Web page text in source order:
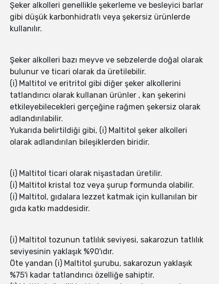
Şeker alkolleri genellikle şekerleme ve besleyici barlar
gibi düşük karbonhidratlı veya şekersiz ürünlerde
kullanılır.
Şeker alkolleri bazı meyve ve sebzelerde doğal olarak
bulunur ve ticari olarak da üretilebilir.
(i) Maltitol ve eritritol gibi diğer şeker alkollerini
tatlandırıcı olarak kullanan ürünler , kan şekerini
etkileyebilecekleri gerçeğine rağmen şekersiz olarak
adlandırılabilir.
Yukarıda belirtildiği gibi, (i) Maltitol şeker alkolleri
olarak adlandırılan bileşiklerden biridir.
(i) Maltitol ticari olarak nişastadan üretilir.
(i) Maltitol kristal toz veya şurup formunda olabilir.
(i) Maltitol, gıdalara lezzet katmak için kullanılan bir
gıda katkı maddesidir.
(i) Maltitol tozunun tatlılık seviyesi, sakarozun tatlılık
seviyesinin yaklaşık %90'ıdır.
Öte yandan (i) Maltitol şurubu, sakarozun yaklaşık
%75'i kadar tatlandırıcı özelliğe sahiptir.